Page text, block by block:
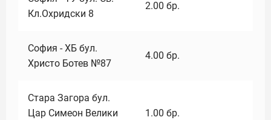
Кл.Охридски 8
2.00 бр.
София - ХБ бул.
Христо Ботев №87
4.00 бр.
Стара Загора бул.
Цар Симеон Велики
1.00 бр.